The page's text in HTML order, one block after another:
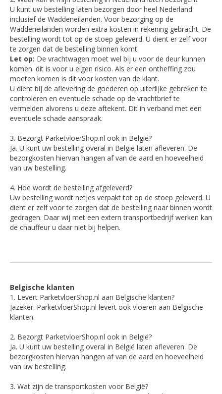
U kunt uw bestelling laten bezorgen door heel Nederland
inclusief de Waddeneilanden. Voor bezorging op de
Waddeneilanden worden extra kosten in rekening gebracht. De
bestelling wordt tot op de stoep geleverd. U dient er zelf voor
te zorgen dat de bestelling binnen komt.
Let op: De vrachtwagen moet wel bij u voor de deur kunnen
komen. dit is voor u eigen risico. Als er een ontheffing zou
moeten komen is dit voor kosten van de klant.
U dient bij de aflevering de goederen op uiterlijke gebreken te
controleren en eventuele schade op de vrachtbrief te
vermelden alvorens u deze aftekent. Dit in verband met een
eventuele schade aanspraak.
3. Bezorgt ParketvloerShop.nl ook in België?
Ja. U kunt uw bestelling overal in België laten afleveren. De
bezorgkosten hiervan hangen af van de aard en hoeveelheid
van uw bestelling.
4. Hoe wordt de bestelling afgeleverd?
Uw bestelling wordt netjes verpakt tot op de stoep geleverd. U
dient er zelf voor te zorgen dat de bestelling naar binnen wordt
gedragen. Daar wij met een extern transportbedrijf werken kan
de chauffeur u daar niet bij helpen.
Belgische klanten
1. Levert ParketvloerShop.nl aan Belgische klanten?
Jazeker. ParketvloerShop.nl levert ook vloeren aan Belgische
klanten.
2. Bezorgt ParketvloerShop.nl ook in België?
Ja. U kunt uw bestelling overal in België laten afleveren. De
bezorgkosten hiervan hangen af van de aard en hoeveelheid
van uw bestelling.
3. Wat zijn de transportkosten voor België?